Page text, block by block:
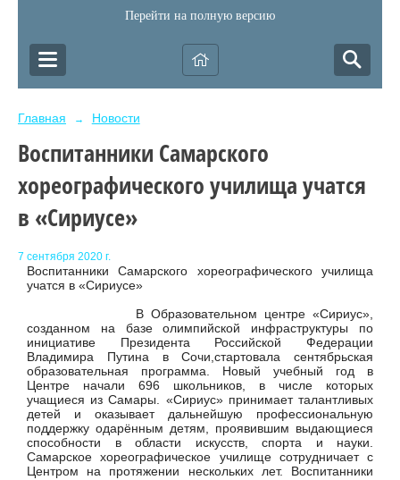
Перейти на полную версию
Главная → Новости
Воспитанники Самарского
хореографического училища учатся
в «Сириусе»
7 сентября 2020 г.
Воспитанники Самарского хореографического училища
учатся в «Сириусе»
В Образовательном центре «Сириус»,
созданном на базе олимпийской инфраструктуры по
инициативе Президента Российской Федерации
Владимира Путина в Сочи,стартовала сентябрьская
образовательная программа. Новый учебный год в
Центре начали 696 школьников, в числе которых
учащиеся из Самары. «Сириус» принимает талантливых
детей и оказывает дальнейшую профессиональную
поддержку одарённым детям, проявившим выдающиеся
способности в области искусств, спорта и науки.
Самарское хореографическое училище сотрудничает с
Центром на протяжении нескольких лет. Воспитанники